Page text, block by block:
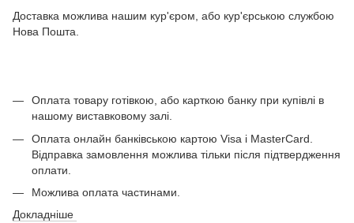
Доставка можлива нашим кур'єром, або кур'єрською службою
Нова Пошта.
Оплата товару готівкою, або карткою банку при купівлі в
нашому виставковому залі.
Оплата онлайн банківською картою Visa і MasterCard.
Відправка замовлення можлива тільки після підтвердження
оплати.
Можлива оплата частинами.
Докладніше